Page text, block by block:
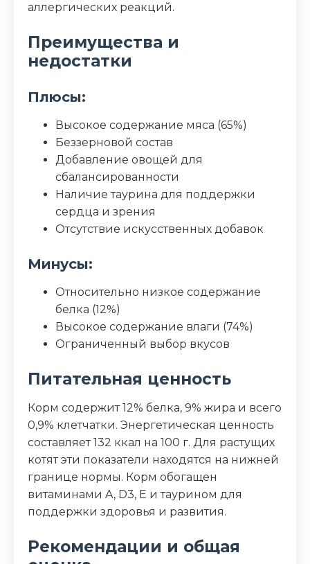
аллергических реакций.
Преимущества и
недостатки
Плюсы:
Высокое содержание мяса (65%)
Беззерновой состав
Добавление овощей для
сбалансированности
Наличие таурина для поддержки
сердца и зрения
Отсутствие искусственных добавок
Минусы:
Относительно низкое содержание
белка (12%)
Высокое содержание влаги (74%)
Ограниченный выбор вкусов
Питательная ценность
Корм содержит 12% белка, 9% жира и всего
0,9% клетчатки. Энергетическая ценность
составляет 132 ккал на 100 г. Для растущих
котят эти показатели находятся на нижней
границе нормы. Корм обогащен
витаминами A, D3, E и таурином для
поддержки здоровья и развития.
Рекомендации и общая